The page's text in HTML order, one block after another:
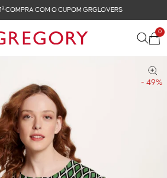
COM O CUPOM GRGLOVERS
0
- 49%